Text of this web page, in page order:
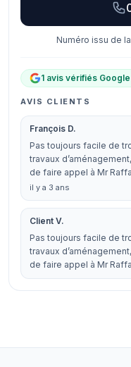
Numéro issu de
1 avis vérifiés Google
AVIS CLIENTS
François D.
Pas toujours facile de
travaux
de faire appel à Mr
il y a 3 ans
Client V.
Pas toujours facile de
travaux
de faire appel à Mr